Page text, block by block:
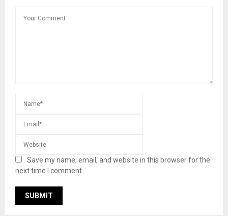
Save my name, email, and website in this browser for the
next time I comment.